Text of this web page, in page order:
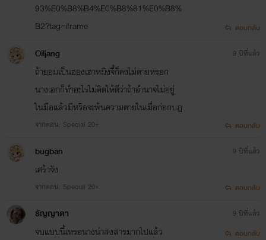
93%E0%B8%B4%E0%B8%81%E0%B8%
B2?tag=iframe
ตอบกลับ
Oiljang
ถ้ายอมเป็นฮองเฮาหมิงจี้ก็คงไม่ตายหรอก
นางเอกก็ทำอะไรไม่คิดให้ดีว่าถ้าอำนาจไม่อยู่
ในมือแล้วมีหรือจะพ้นความตายในเมื่อก่อกบฎ
จากตอน: Special 20+
9 ปีที่แล้ว
ตอบกลับ
bugban
เศร้าจัง
จากตอน: Special 20+
9 ปีที่แล้ว
ตอบกลับ
ธัญญาดา
จบแบบนี้เหรอนางน่าสงสารมากไปแล้ว
9 ปีที่แล้ว
ตอบกลับ